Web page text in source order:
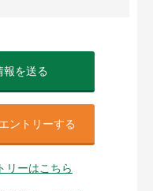
報を送る
ントリーする
リーはこちら